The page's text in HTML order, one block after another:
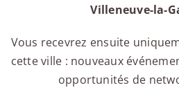
Villeneuve-la-
Vous recevrez ensuite
cette ville : nouveaux
opportunités de